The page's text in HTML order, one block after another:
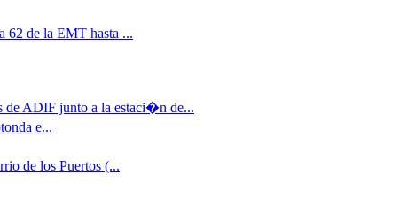
de la EMT hasta ...
de ADIF junto a la estaci�n de...
e...
de los Puertos (...